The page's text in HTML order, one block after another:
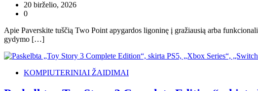
20 birželio, 2026
0
Apie Paverskite tuščią Two Point apygardos ligoninę į gražiausią arba
gydymo […]
KOMPIUTERINIAI ŽAIDIMAI